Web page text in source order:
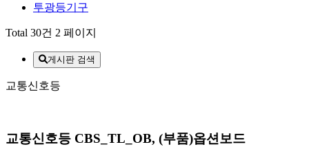
투광등기구
Total 30건 2 페이지
게시판 검색
교통신호등
교통신호등 CBS_TL_OB, (부품)옵션보드